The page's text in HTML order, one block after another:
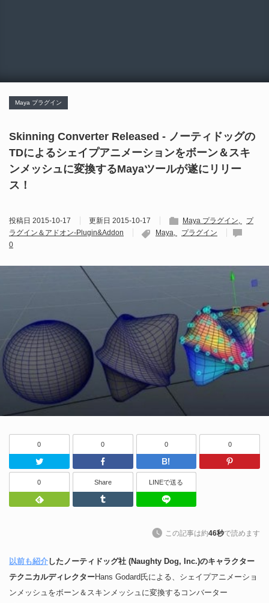
Maya プラグイン
Skinning Converter Released - ノーティドッグの
TDによるシェイプアニメーションをボーン＆スキ
ンメッシュに変換するMayaツールが遂にリリー
ス！
投稿日 2015-10-17 更新日 2015-10-17 Maya プラグイン
プ
ラグイン＆アドオン-Plugin&Addon
Maya
プラグイン
0
0
Twitter
0
Facebook
0
はてなブッ
0
0
Feedly
Share
Tumblr
LINEで送る
この記事は約46秒で読めます
以前も紹介したノーティドッグ社 (Naughty Dog, Inc.)のキャラクター
テクニカルディレクターHans Godard氏による、シェイプアニメーショ
ンメッシュをボーン＆スキンメッシュに変換するコンバーター